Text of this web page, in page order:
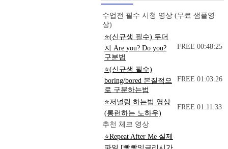
수업전 필수 시청 영상 (무료 샘플영
상)
⭐(신규생 필수) 두더
지 Are you? Do you?
구분법
FREE 00:48:25
⭐(신규생 필수)
boring/bored 본질적으
로 구분하는법
FREE 01:03:26
⭐저널링 하는법 영상
(롱런하는 노하우)
FREE 01:11:33
추천 체크 영상
⭐Repeat After Me 실제